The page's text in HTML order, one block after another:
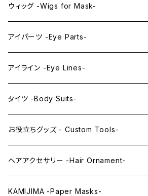
プレミアムウィッグ -Premium Wigs-
プレミアムレンズアイ -Premium Lens eye-
KAWAII series
IDOL series
PRINCESS series
KAWAII Little series
アニメマスク -Anime Masks-
ドールマスク -Doll Masks-
ウィッグ -Wigs for Mask-
ロング -Long-
ミドル -Middle-
アイパーツ -Eye Parts-
レンズアイ -Lens Eyes-
レンズアイ
レンズアイEX
クリスタルアイ -Crystal Eyes-
アイライン -Eye Lines-
アイラインステッカー -Eye Line Stickers-
まゆ毛 -Eyebrows-
まつ毛 -Eyelash-
タイツ -Body Suits-
全身タイツ -Full Body Suits-
上半身タイツ -Upper Body Suits-
お役立ちグッズ - Custom Tools-
カスタム用品 -Custom Tools-
ウィッグメンテナンス -Wig Maintenance-
ヘアアクセサリー -Hair Ornament-
KAMIJIMA -Paper Masks-